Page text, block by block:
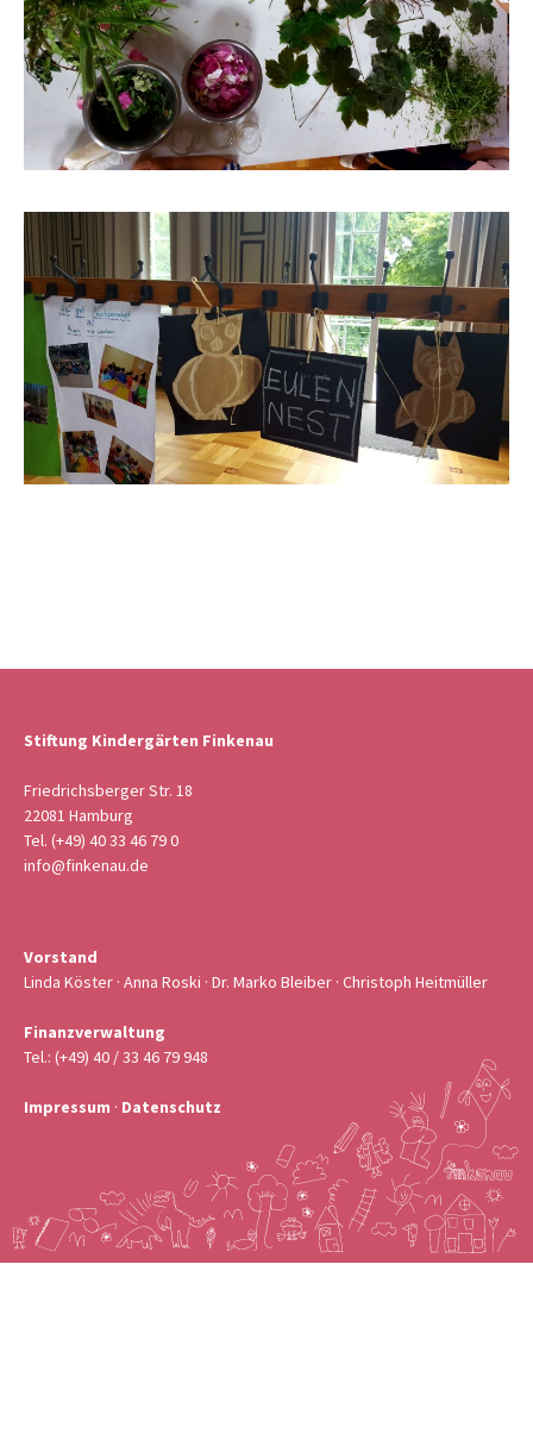
Stiftung Kindergärten Finkenau
Friedrichsberger Str. 18
22081 Hamburg
Tel. (+49) 40 33 46 79 0
info@finkenau.de
Vorstand
Linda Köster · Anna Roski · Dr. Marko Bleiber · Christoph Heitmüller
Finanzverwaltung
Tel.: (+49) 40 / 33 46 79 948
Impressum · Datenschutz